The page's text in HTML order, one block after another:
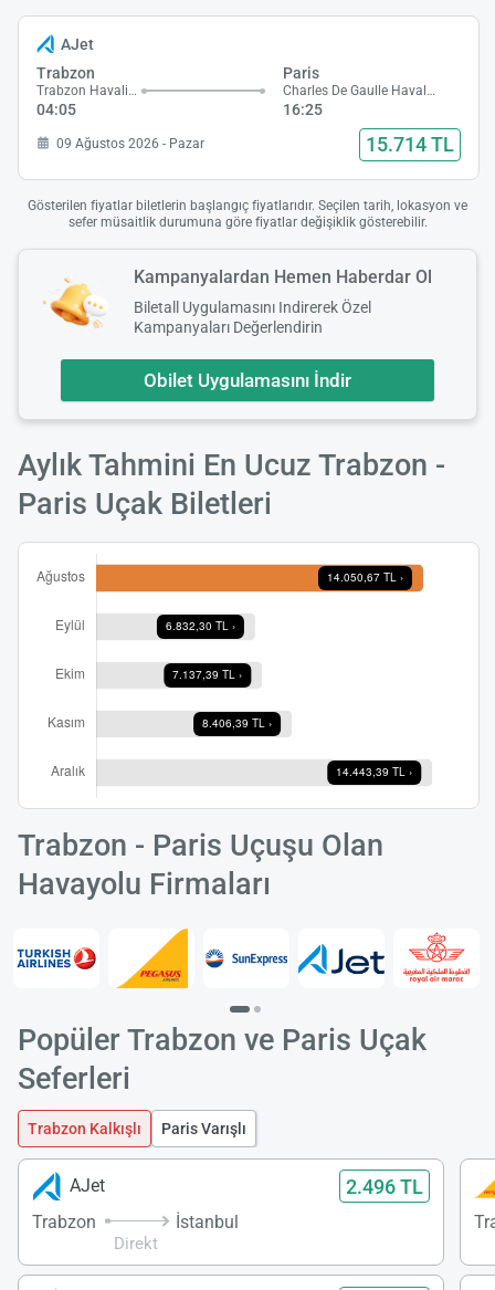
AJet
Trabzon
Trabzon Havalimanı
04:05
Paris
Charles De Gaulle Havalimanı
16:25
09 Ağustos 2026 - Pazar 15.714 TL
Gösterilen fiyatlar biletlerin başlangıç fiyatlarıdır. Seçilen tarih, lokasyon ve
sefer müsaitlik durumuna göre fiyatlar değişiklik gösterebilir.
Kampanyalardan Hemen Haberdar Ol
Biletall Uygulamasını Indirerek Özel
Kampanyaları Değerlendirin
Obilet Uygulamasını İndir
Aylık Tahmini En Ucuz Trabzon -
Paris Uçak Biletleri
Trabzon - Paris Uçuşu Olan
Havayolu Firmaları
Popüler Trabzon ve Paris Uçak
Seferleri
Trabzon Kalkışlı Paris Varışlı
AJet 2.496 TL
Trabzon
Direkt
İstanbul